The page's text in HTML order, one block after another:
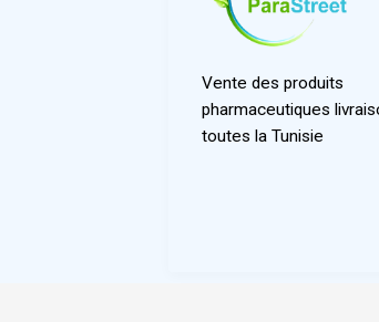
Vente des produits
pharmaceutiques
toutes la Tunisie